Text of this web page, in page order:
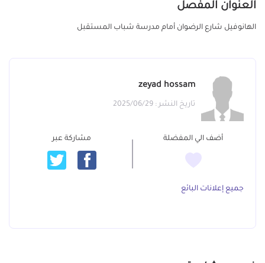
العنوان المفصل
الهانوفيل شارع الرضوان أمام مدرسة شباب المستقبل
zeyad hossam
تاريخ النشر : 2025/06/29
أضف الي المفضلة مشاركة عبر
جميع إعلانات البائع